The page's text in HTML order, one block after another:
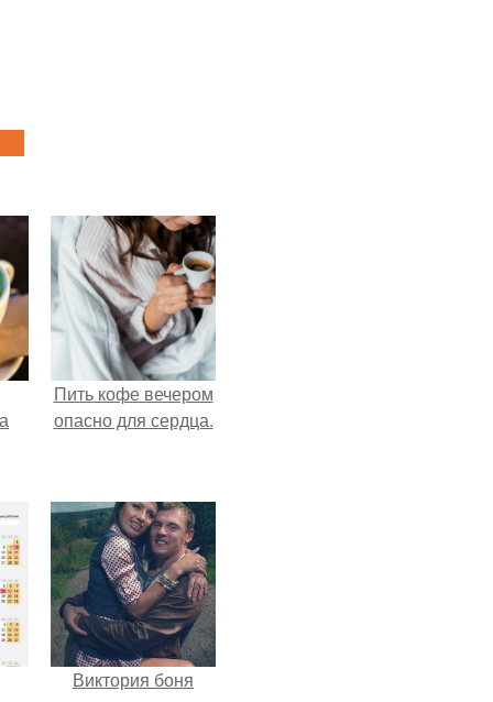
Пить кофе вечером
опасно для сердца.
Виктория боня